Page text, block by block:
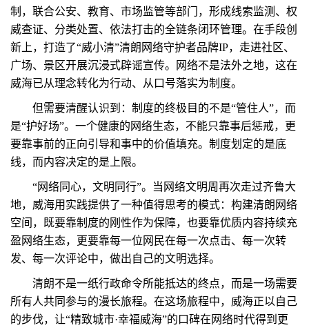
制，联合公安、教育、市场监管等部门，形成线索监测、权
威查证、分类处置、依法打击的全链条闭环管理。在手段创
新上，打造了“威小清”清朗网络守护者品牌IP，走进社区、
广场、景区开展沉浸式辟谣宣传。网络不是法外之地，这在
威海已从理念转化为行动、从口号落实为制度。
但需要清醒认识到：制度的终极目的不是“管住人”，而
是“护好场”。一个健康的网络生态，不能只靠事后惩戒，更
要靠事前的正向引导和事中的价值填充。制度划定的是底
线，而内容决定的是上限。
“网络同心，文明同行”。当网络文明周再次走过齐鲁大
地，威海用实践提供了一种值得思考的模式：构建清朗网络
空间，既要靠制度的刚性作为保障，也要靠优质内容持续充
盈网络生态，更要靠每一位网民在每一次点击、每一次转
发、每一次评论中，做出自己的文明选择。
清朗不是一纸行政命令所能抵达的终点，而是一场需要
所有人共同参与的漫长旅程。在这场旅程中，威海正以自己
的步伐，让“精致城市·幸福威海”的口碑在网络时代得到更